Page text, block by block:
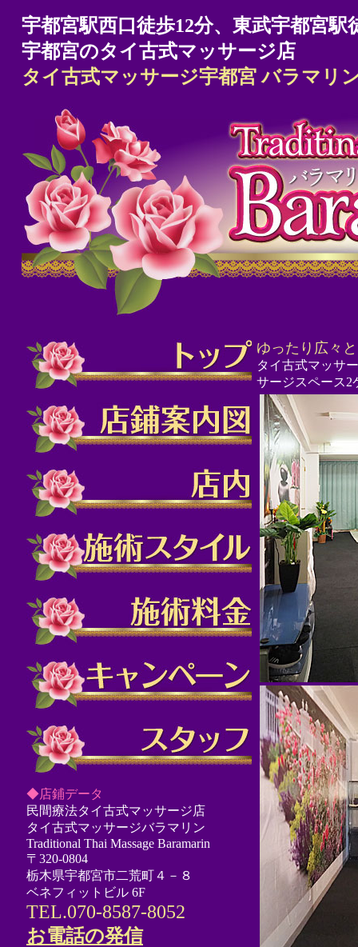
宇都宮駅西口徒歩12分、東武宇都宮駅
宇都宮のタイ古式マッサージ店
タイ古式マッサージ宇都宮 バラマリ
◆店鋪データ
民間療法タイ古式マッサージ店
タイ古式マッサージバラマリン
Traditional Thai Massage Baramarin
〒320-0804
栃木県宇都宮市二荒町４－８
ベネフィットビル 6F
TEL.070-8587-8052
お電話の発信
ゆったり広々
タイ古式マッサ
サージスペース2